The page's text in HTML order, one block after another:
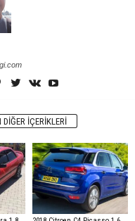
DIĞER İÇERIKLERI